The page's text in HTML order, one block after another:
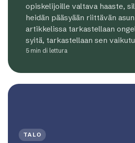
opiskelijoille valtava haaste,
heidän pääsyään riittävän
artikkelissa tarkastellaan
syitä, tarkastellaan sen
5 min di lettura
TALO